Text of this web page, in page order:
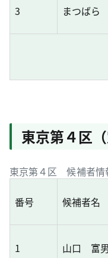
3 まつば
東京第４区（
東京第４区 候補者情
番号 候補者名
1 山口 富男